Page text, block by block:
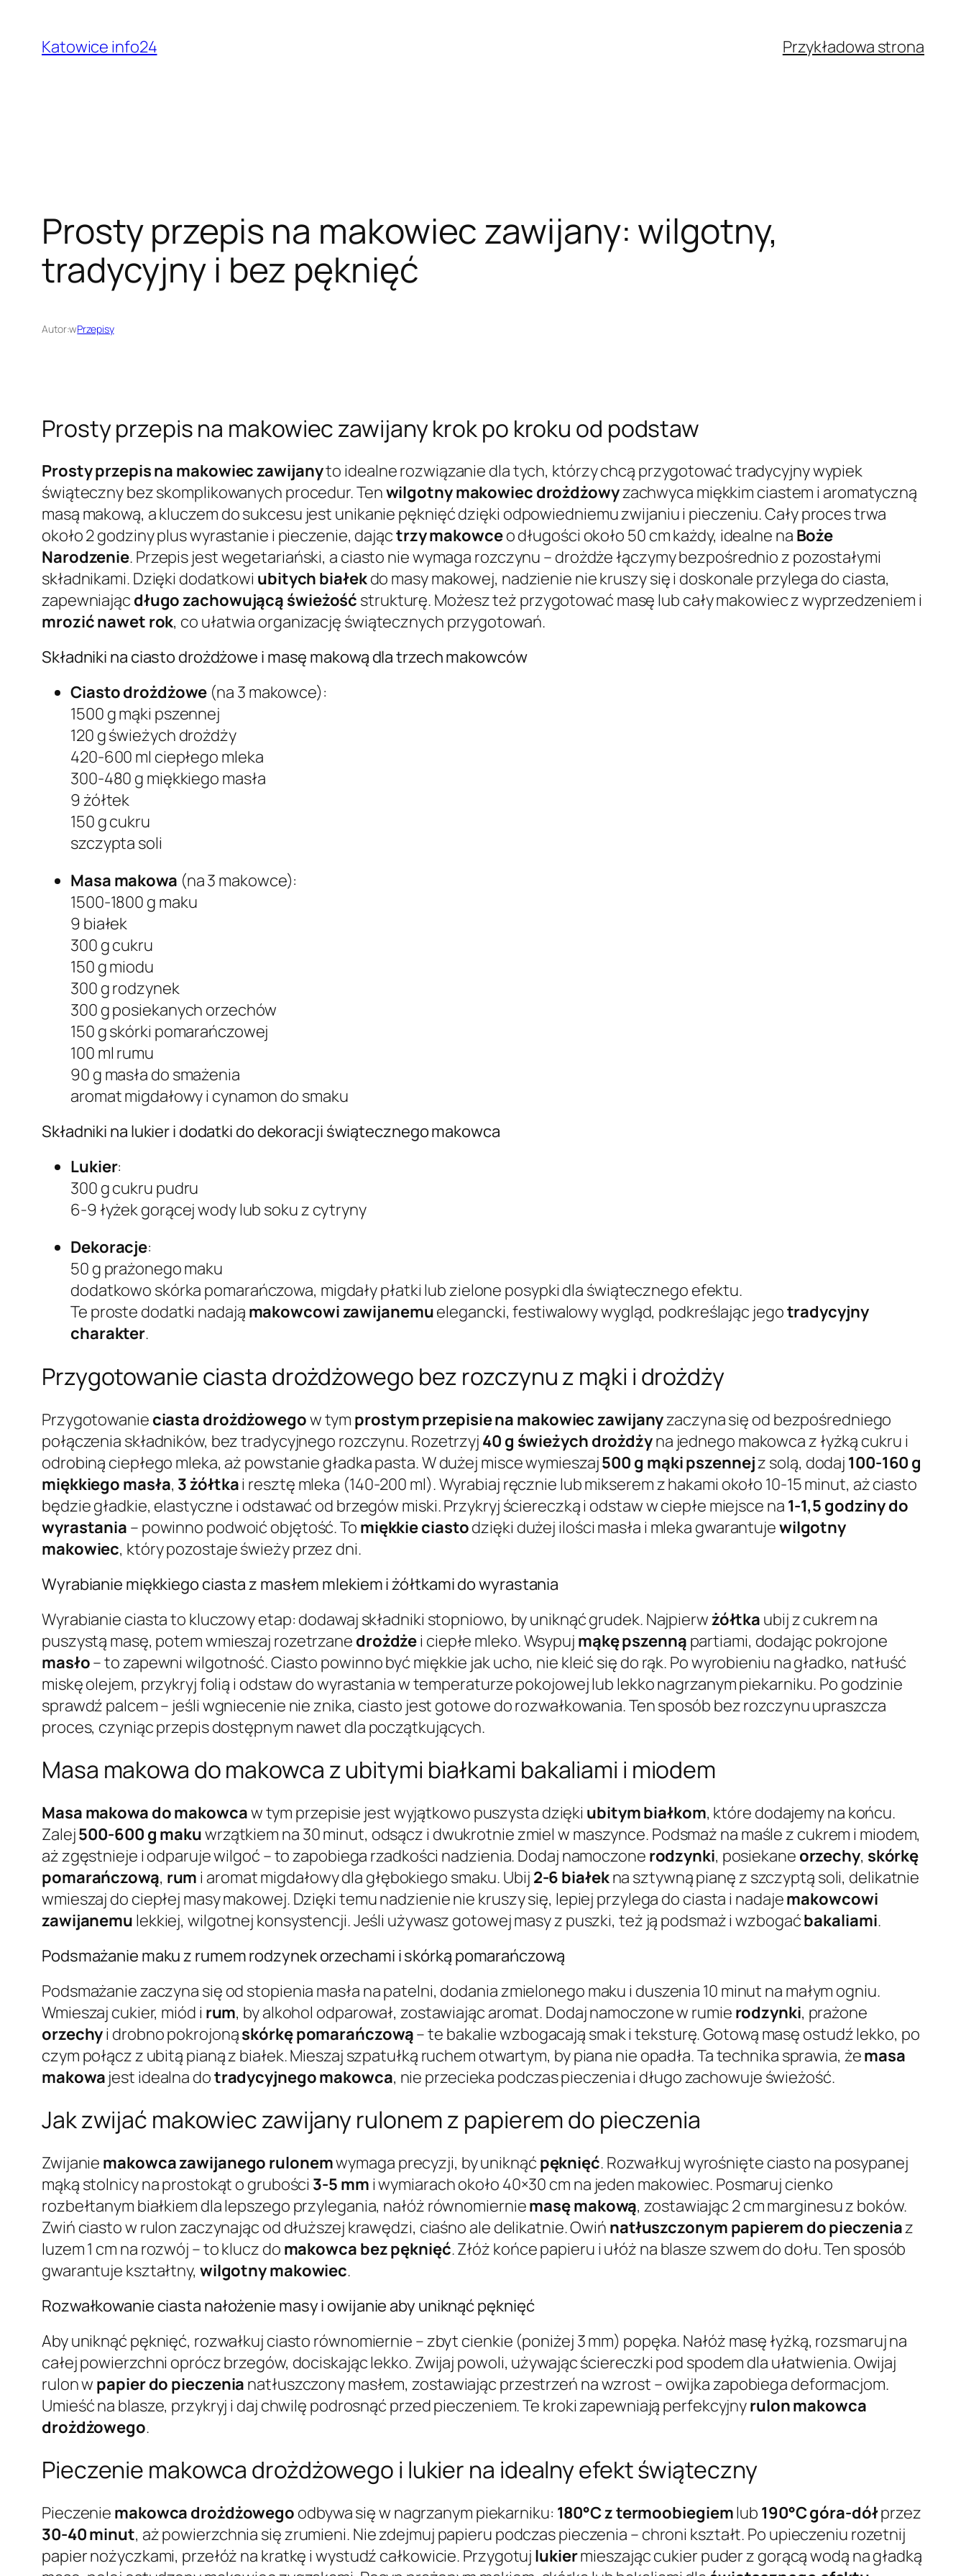
treści
Katowice info24 Przykładowa strona
Prosty przepis na makowiec zawijany: wilgotny,
tradycyjny i bez pęknięć
Autor:wPrzepisy
Prosty przepis na makowiec zawijany krok po kroku od podstaw
Prosty przepis na makowiec zawijanyto idealne rozwiązanie dla tych, którzy chcą przygotować tradycyjny wypiek
świąteczny bez skomplikowanych procedur. Tenwilgotny makowiec drożdżowyzachwyca miękkim ciastem i aromatyczną
masą makową, a kluczem do sukcesu jest unikanie pęknięć dzięki odpowiedniemu zwijaniu i pieczeniu. Cały proces trwa
około 2 godziny plus wyrastanie i pieczenie, dająctrzy makowceo długości około 50 cm każdy, idealne na Boże
Narodzenie. Przepis jest wegetariański, a ciasto nie wymaga rozczynu – drożdże łączymy bezpośrednio z pozostałymi
składnikami. Dzięki dodatkowi ubitych białekdo masy makowej, nadzienie nie kruszy się i doskonale przylega do ciasta,
zapewniając długo zachowującą świeżość strukturę. Możesz też przygotować masę lub cały makowiec z wyprzedzeniem i
mrozić nawet rok, co ułatwia organizację świątecznych przygotowań.
Składniki na ciasto drożdżowe i masę makową dla trzech makowców
Ciasto drożdżowe (na 3 makowce):
1500 g mąki pszennej
120 g świeżych drożdży
420-600 ml ciepłego mleka
300-480 g miękkiego masła
9 żółtek
150 g cukru
szczypta soli
Masa makowa (na 3 makowce):
1500-1800 g maku
9 białek
300 g cukru
150 g miodu
300 g rodzynek
300 g posiekanych orzechów
150 g skórki pomarańczowej
100 ml rumu
90 g masła do smażenia
aromat migdałowy i cynamon do smaku
Składniki na lukier i dodatki do dekoracji świątecznego makowca
Lukier:
300 g cukru pudru
6-9 łyżek gorącej wody lub soku z cytryny
Dekoracje:
50 g prażonego maku
dodatkowo skórka pomarańczowa, migdały płatki lub zielone posypki dla świątecznego efektu.
Te proste dodatki nadają makowcowi zawijanemuelegancki, festiwalowy wygląd, podkreślając jegotradycyjny
charakter.
Przygotowanie ciasta drożdżowego bez rozczynu z mąki i drożdży
Przygotowanie ciasta drożdżowegow tym prostym przepisie na makowiec zawijanyzaczyna się od bezpośredniego
połączenia składników, bez tradycyjnego rozczynu. Rozetrzyj 40 g świeżych drożdżyna jednego makowca z łyżką cukru i
odrobiną ciepłego mleka, aż powstanie gładka pasta. W dużej misce wymieszaj500 g mąki pszennejz solą, dodaj 100-160 g
miękkiego masła, 3 żółtkai resztę mleka (140-200 ml). Wyrabiaj ręcznie lub mikserem z hakami około 10-15 minut, aż ciasto
będzie gładkie, elastyczne i odstawać od brzegów miski. Przykryj ściereczką i odstaw w ciepłe miejsce na 1-1,5 godziny do
wyrastania – powinno podwoić objętość. To miękkie ciastodzięki dużej ilości masła i mleka gwarantujewilgotny
makowiec, który pozostaje świeży przez dni.
Wyrabianie miękkiego ciasta z masłem mlekiem i żółtkami do wyrastania
Wyrabianie ciasta to kluczowy etap: dodawaj składniki stopniowo, by uniknąć grudek. Najpierwżółtka ubij z cukrem na
puszystą masę, potem wmieszaj rozetrzane drożdżei ciepłe mleko. Wsypuj mąkę pszenną partiami, dodając pokrojone
masło– to zapewni wilgotność. Ciasto powinno być miękkie jak ucho, nie kleić się do rąk. Po wyrobieniu na gładko, natłuść
miskę olejem, przykryj folią i odstaw do wyrastania w temperaturze pokojowej lub lekko nagrzanym piekarniku. Po godzinie
sprawdź palcem – jeśli wgniecenie nie znika, ciasto jest gotowe do rozwałkowania. Ten sposób bez rozczynu upraszcza
proces, czyniąc przepis dostępnym nawet dla początkujących.
Masa makowa do makowca z ubitymi białkami bakaliami i miodem
Masa makowa do makowcaw tym przepisie jest wyjątkowo puszysta dzięki ubitym białkom, które dodajemy na końcu.
Zalej500-600 g makuwrzątkiem na 30 minut, odsącz i dwukrotnie zmiel w maszynce. Podsmaż na maśle z cukrem i miodem,
aż zgęstnieje i odparuje wilgoć – to zapobiega rzadkości nadzienia. Dodaj namoczone rodzynki, posiekane orzechy, skórkę
pomarańczową, rum i aromat migdałowy dla głębokiego smaku. Ubij 2-6 białekna sztywną pianę z szczyptą soli, delikatnie
wmieszaj do ciepłej masy makowej. Dzięki temu nadzienie nie kruszy się, lepiej przylega do ciasta i nadajemakowcowi
zawijanemu lekkiej, wilgotnej konsystencji. Jeśli używasz gotowej masy z puszki, też ją podsmaż i wzbogaćbakaliami.
Podsmażanie maku z rumem rodzynek orzechami i skórką pomarańczową
Podsmażanie zaczyna się od stopienia masła na patelni, dodania zmielonego maku i duszenia 10 minut na małym ogniu.
Wmieszaj cukier, miód i rum, by alkohol odparował, zostawiając aromat. Dodaj namoczone w rumie rodzynki, prażone
orzechyi drobno pokrojonąskórkę pomarańczową– te bakalie wzbogacają smak i teksturę. Gotową masę ostudź lekko, po
czym połącz z ubitą pianą z białek. Mieszaj szpatułką ruchem otwartym, by piana nie opadła. Ta technika sprawia, żemasa
makowa jest idealna dotradycyjnego makowca, nie przecieka podczas pieczenia i długo zachowuje świeżość.
Jak zwijać makowiec zawijany rulonem z papierem do pieczenia
Zwijanie makowca zawijanego rulonemwymaga precyzji, by uniknąć pęknięć. Rozwałkuj wyrośnięte ciasto na posypanej
mąką stolnicy na prostokąt o grubości 3-5 mm i wymiarach około 40×30 cm na jeden makowiec. Posmaruj cienko
rozbełtanym białkiem dla lepszego przylegania, nałóż równomierniemasę makową, zostawiając 2 cm marginesu z boków.
Zwiń ciasto w rulon zaczynając od dłuższej krawędzi, ciaśno ale delikatnie. Owiń natłuszczonym papierem do pieczeniaz
luzem 1 cm na rozwój – to klucz do makowca bez pęknięć. Złóż końce papieru i ułóż na blasze szwem do dołu. Ten sposób
gwarantuje kształtny, wilgotny makowiec.
Rozwałkowanie ciasta nałożenie masy i owijanie aby uniknąć pęknięć
Aby uniknąć pęknięć, rozwałkuj ciasto równomiernie – zbyt cienkie (poniżej 3 mm) popęka. Nałóż masę łyżką, rozsmaruj na
całej powierzchni oprócz brzegów, dociskając lekko. Zwijaj powoli, używając ściereczki pod spodem dla ułatwienia. Owijaj
rulon w papier do pieczenia natłuszczony masłem, zostawiając przestrzeń na wzrost – owijka zapobiega deformacjom.
Umieść na blasze, przykryj i daj chwilę podrosnąć przed pieczeniem. Te kroki zapewniają perfekcyjnyrulon makowca
drożdżowego.
Pieczenie makowca drożdżowego i lukier na idealny efekt świąteczny
Pieczenie makowca drożdżowego odbywa się w nagrzanym piekarniku: 180°C z termoobiegiemlub 190°C góra-dółprzez
30-40 minut, aż powierzchnia się zrumieni. Nie zdejmuj papieru podczas pieczenia – chroni kształt. Po upieczeniu rozetnij
papier nożyczkami, przełóż na kratkę i wystudź całkowicie. Przygotuj lukiermieszając cukier puder z gorącą wodą na gładką